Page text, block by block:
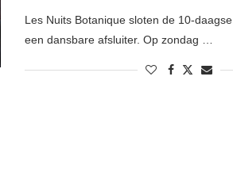
Les Nuits Botanique sloten de 10-
een dansbare afsluiter. Op zondag …